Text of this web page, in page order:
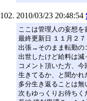
2010/03/23 20:48:54
ここは管理人の妄想を
最終更新日 １１月２７
出張→そのまま転勤の
出世したけど給料は減
コメント頂いた方、今
生きてるか、と聞かれ
多分生き返ることは無
次もゆっくりお待ちく